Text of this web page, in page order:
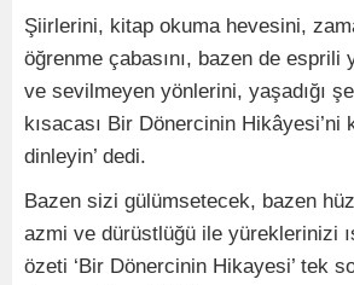
Şiirlerini, kitap okuma hevesini,
öğrenme çabasını, bazen de esprili
ve sevilmeyen yönlerini, yaşadığı
kısacası Bir Dönercinin Hikâyesi’ni
dinleyin’ dedi.
Bazen sizi gülümsetecek, bazen
azmi ve dürüstlüğü ile yüreklerinizi
özeti ‘Bir Dönercinin Hikayesi’ tek